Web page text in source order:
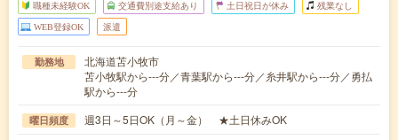
職種未経験OK 交通費別途支給あり 土日祝日が休み 残業なし
WEB登録OK 派遣
勤務地
北海道苫小牧市
苫小牧駅から---分／青葉駅から---分／糸井駅から---分／勇払
駅から---分
曜日頻度 週3日～5日OK（月～金） ★土日休みOK